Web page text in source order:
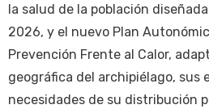
la salud de la población
2026, y el nuevo Plan
Prevención Frente al Calor,
geográfica del archipiélago, sus
necesidades de su distribución